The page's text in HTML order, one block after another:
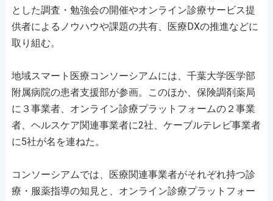
とした調査・勉強会の開催やオンライン診療サービス提
供者によるノウハウや課題の共有、医療DXの推進などに
取り組む。
地域スマート医療コンソーシアムには、千葉大学医学部
附属病院の患者支援部が参画。このほか、保険調剤薬局
に３事業者、オンライン診療プラットフォームの２事業
者、ヘルスケア関連事業者に2社、ケーブルテレビ事業者
に5社が名を連ねた。
コンソーシアムでは、医療関連事業者がそれぞれ持つ診
療・服薬指導の知見と、オンライン診療プラットフォー